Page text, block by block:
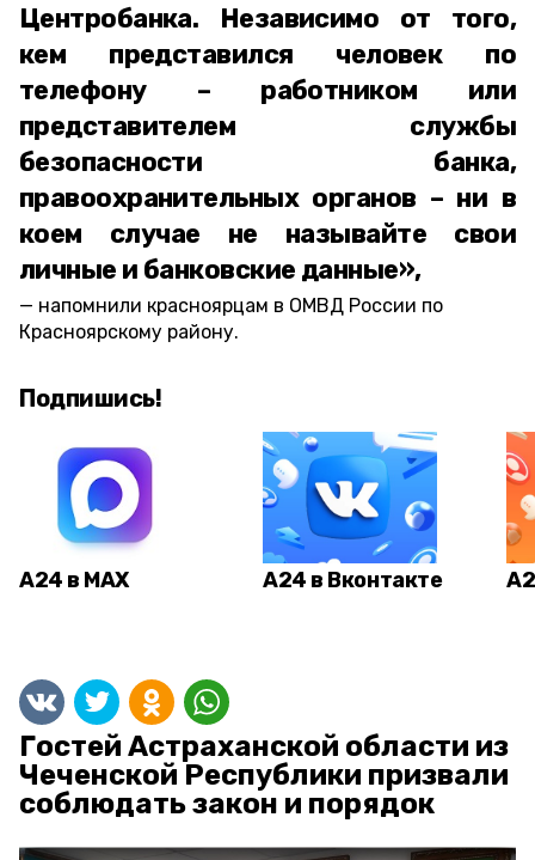
Центробанка. Независимо от того,
кем представился человек по
телефону – работником или
представителем службы
безопасности банка,
правоохранительных органов – ни в
коем случае не называйте свои
личные и банковские данные»,
напомнили красноярцам в ОМВД России по
Красноярскому району.
Подпишись!
А24 в MAX А24 в Вконтакте
Гостей Астраханской области из
Чеченской Республики призвали
соблюдать закон и порядок